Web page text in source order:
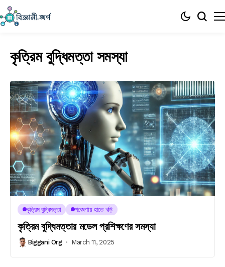
কৃত্রিম বুদ্ধিমত্তা সমস্যা
কৃত্রিম বুদ্ধিমত্তা গবেষণায় হাতে খড়ি
কৃত্রিম বুদ্ধিমত্তার মডেল প্রশিক্ষণের সমস্যা
Biggani Org March 11, 2025